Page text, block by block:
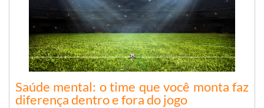
Saúde mental: o time que você monta faz
diferença dentro e fora do jogo